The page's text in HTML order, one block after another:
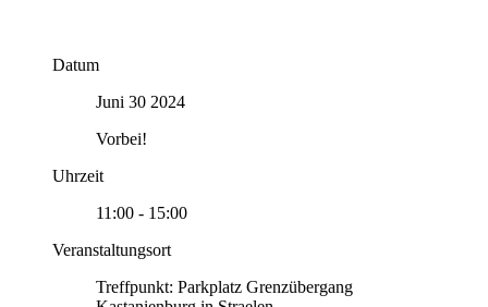
Datum
Juni 30 2024
Vorbei!
Uhrzeit
11:00 - 15:00
Veranstaltungsort
Treffpunkt: Parkplatz Grenzübergang